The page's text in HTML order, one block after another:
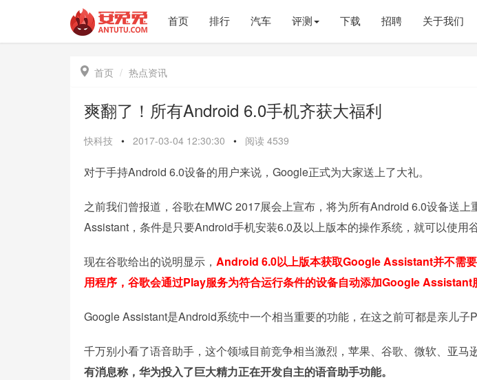
首页 排行 汽车 评测 下载 招聘 关于我们
 首页 热点资讯
爽翻了！所有Android 6.0手机齐获大福利
快科技 • 2017-03-04 12:30:30 • 阅读 4539
对于手持Android 6.0设备的用户来说，Google正式为大家送上了大礼。
之前我们曾报道，谷歌在MWC 2017展会上宣布，将为所有Android 6.0设备送
Assistant，条件是只要Android手机安装6.0及以上版本的操作系统，就可以使用谷
现在谷歌给出的说明显示， Android 6.0以上版本获取Google Assistant并不需
用程序，谷歌会通过Play服务为符合运行条件的设备自动添加Google Assistant
Google Assistant是Android系统中一个相当重要的功能，在这之前可都是亲儿子
千万别小看了语音助手，这个领域目前竞争相当激烈，苹果、谷歌、微软、亚马
有消息称，华为投入了巨大精力正在开发自主的语音助手功能。